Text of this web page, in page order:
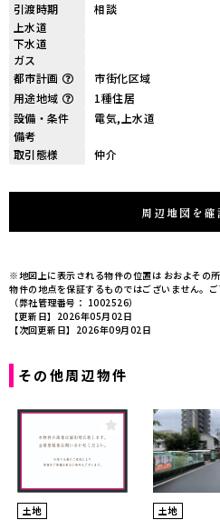
引渡時期
相談
上水道
下水道
ガス
都市計画
市街化区域
用途地域
1種住居
設備・条件
電気,上水道
備考
取引態様
仲介
周辺地図を確
※地図上に表示される物件の位置は おおよその
物件の地点を保証するものではございません。ご
（弊社管理番号： 1002526）
【更新日】2026年05月02日
【次回更新日】2026年09月02日
その他周辺物件
土地 土地